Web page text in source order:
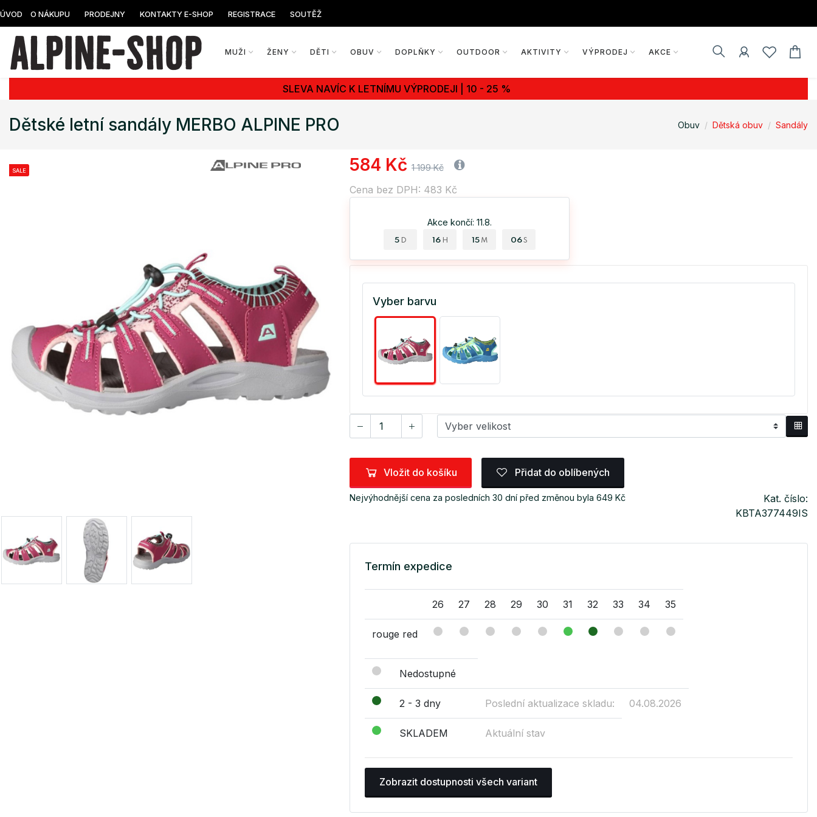
ÚVOD O NÁKUPU PRODEJNY KONTAKTY E-SHOP REGISTRACE SOUTĚŽ
MUŽI ŽENY DĚTI OBUV DOPLŇKY OUTDOOR AKTIVITY VÝPRODEJ AKCE
SLEVA NAVÍC K LETNÍMU VÝPRODEJI | 10 - 25 %
Dětské letní sandály MERBO ALPINE PRO Obuv Dětská obuv Sandály
SALE 584 Kč 1 199 Kč
Cena bez DPH: 483 Kč
Akce končí: 11.8.
5 D 16 H 15 M 05 S
Vyber barvu
Vložit do košíku Přidat do oblíbených
Nejvýhodnější cena za posledních 30 dní před změnou byla 649 Kč
Kat. číslo:
KBTA377449IS
Termín expedice
26 27 28 29 30 31 32 33 34 35
rouge red
Nedostupné
2 - 3 dny Poslední aktualizace skladu: 04.08.2026
SKLADEM Aktuální stav
Zobrazit dostupnosti všech variant